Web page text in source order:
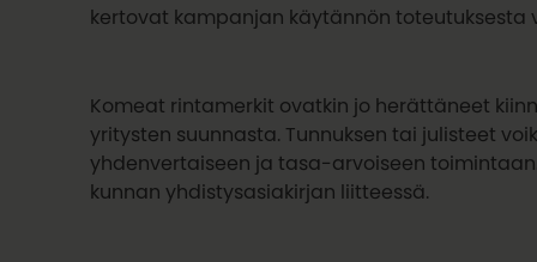
kertovat kampanjan käytännön toteutuksesta
Komeat rintamerkit ovatkin jo herättäneet
yritysten suunnasta. Tunnuksen tai julisteet
yhdenvertaiseen ja tasa-arvoiseen
kunnan yhdistysasiakirjan liitteessä.